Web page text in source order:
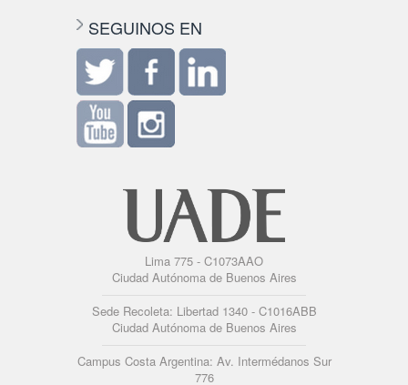
SEGUINOS EN
Lima 775 - C1073AAO
Ciudad Autónoma de Buenos Aires
Sede Recoleta: Libertad 1340 - C1016ABB
Ciudad Autónoma de Buenos Aires
Campus Costa Argentina: Av. Intermédanos Sur
776